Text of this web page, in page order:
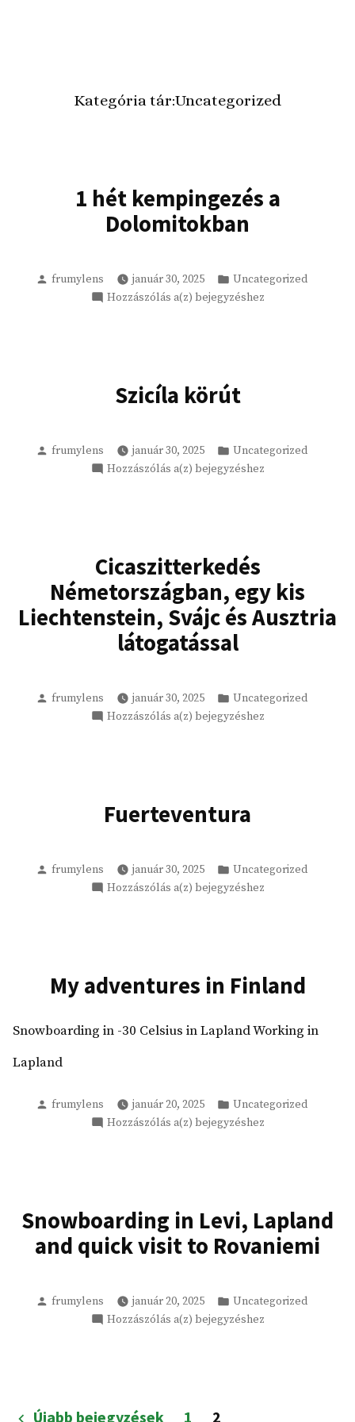
Kategória tár:Uncategorized
1 hét kempingezés a
Dolomitokban
Szerző
frumylens január 30, 2025 Kategória:
Uncategorized
Hozzászólás a(z) 1
bejegyzéshez
Szicíla körút
Szerző
frumylens január 30, 2025 Kategória:
Uncategorized
Hozzászólás a(z) Szicíla
bejegyzéshez
Cicaszitterkedés
Németországban, egy kis
Liechtenstein, Svájc és Ausztria
látogatással
Szerző
frumylens január 30, 2025 Kategória:
Uncategorized
Hozzászólás a(z) Cicaszitterkedés
és
bejegyzéshez
Fuerteventura
Szerző
frumylens január 30, 2025 Kategória:
Uncategorized
Hozzászólás a(z) Fuerteventura
bejegyzéshez
My adventures in Finland
Snowboarding in -30 Celsius in Lapland Working in
Lapland
Szerző
frumylens január 20, 2025 Kategória:
Uncategorized
Hozzászólás a(z) My
bejegyzéshez
Snowboarding in Levi, Lapland
and quick visit to Rovaniemi
Szerző
frumylens január 20, 2025 Kategória:
Uncategorized
Hozzászólás a(z) Snowboarding
bejegyzéshez
Újabb bejegyzések 1 2